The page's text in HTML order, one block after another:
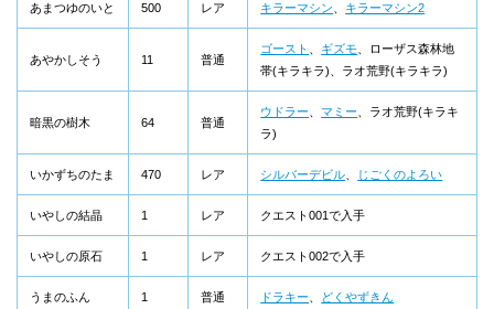
あまつゆのいと 500 レア キラーマシン キラーマシン2
あやかしそう 11 普通
ゴースト ギズモ 、ローザス森林地
帯(キラキラ)、ラオ荒野(キラキラ)
暗黒の樹木 64 普通
ウドラー 、マミー 、ラオ荒野(キラキ
ラ)
いかずちのたま 470 レア シルバーデビル じごくのよろい
いやしの結晶 1 レア クエスト001で入手
いやしの原石 1 レア クエスト002で入手
うまのふん 1 普通 ドラキー どくやずきん